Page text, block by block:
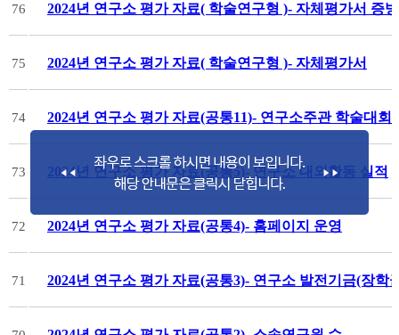
76 2024년 연구소 평가 자료( 학술연구형 )- 자체평가서 증
75 2024년 연구소 평가 자료( 학술연구형 )- 자체평가서
74 2024년 연구소 평가 자료(공통11)- 연구소주관 학술대회
73 2024년 연구소 평가 자료(공통5)- 연구소 대외활동 실적
72 2024년 연구소 평가 자료(공통4)- 홈페이지 운영
71 2024년 연구소 평가 자료(공통3)- 연구소 발전기금(장학